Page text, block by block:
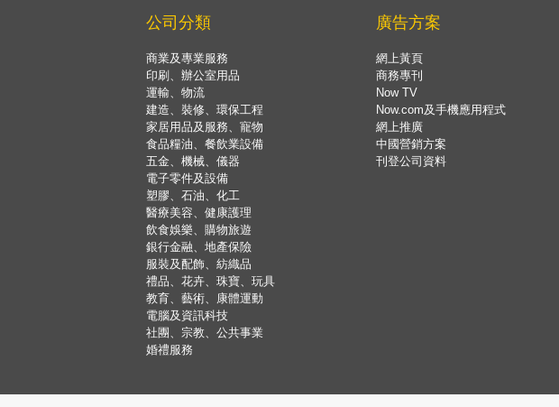
公司分類
商業及專業服務
印刷、辦公室用品
運輸、物流
建造、裝修、環保工程
家居用品及服務、寵物
食品糧油、餐飲業設備
五金、機械、儀器
電子零件及設備
塑膠、石油、化工
醫療美容、健康護理
飲食娛樂、購物旅遊
銀行金融、地產保險
服裝及配飾、紡織品
禮品、花卉、珠寶、玩具
教育、藝術、康體運動
電腦及資訊科技
社團、宗教、公共事業
婚禮服務
廣告方案
網上黃頁
商務專刊
Now TV
Now.com及手機應用程式
網上推廣
中國營銷方案
刊登公司資料